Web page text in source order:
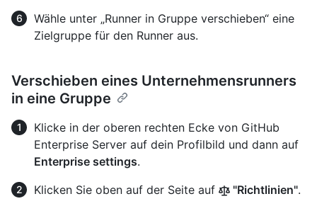
Wähle unter „Runner in Gruppe verschieben“ eine
Zielgruppe für den Runner aus.
Verschieben eines Unternehmensrunners
in eine Gruppe
Klicke in der oberen rechten Ecke von GitHub
Enterprise Server auf dein Profilbild und dann auf
Enterprise settings.
Klicken Sie oben auf der Seite auf
"Richtlinien".